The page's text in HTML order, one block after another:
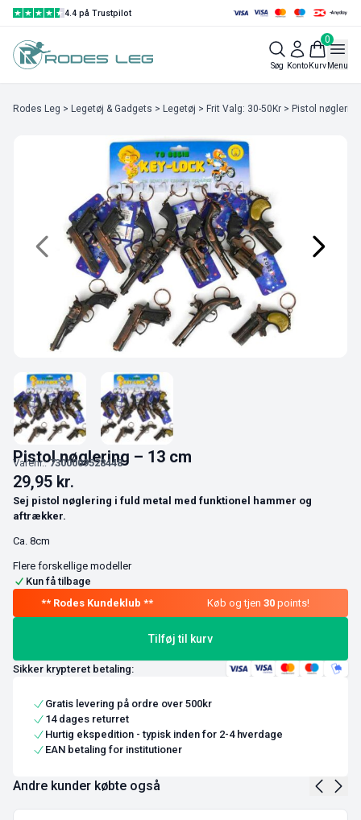
4.4 på Trustpilot
Søg Konto
0
KurvMenu
Rodes Leg > Legetøj & Gadgets > Legetøj > Frit Valg: 30-50Kr > Pistol
Pistol nøglering – 13 cm
Varenr.:7300009528448
29,95 kr.
Sej pistol nøglering i fuld metal med funktionel hammer og
aftrækker.
Ca. 8cm
Flere forskellige modeller
Kun få tilbage
Køb og tjen 30points!
Tilføj til kurv
Sikker krypteret betaling:
Gratis levering på ordre over 500kr
14 dages returret
Hurtig ekspedition - typisk inden for 2-4 hverdage
EAN betaling for institutioner
Andre kunder købte også